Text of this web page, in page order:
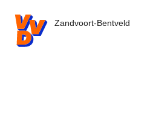
VVD.nl - Ga naar de homepage
Zandvoort-Bentveld